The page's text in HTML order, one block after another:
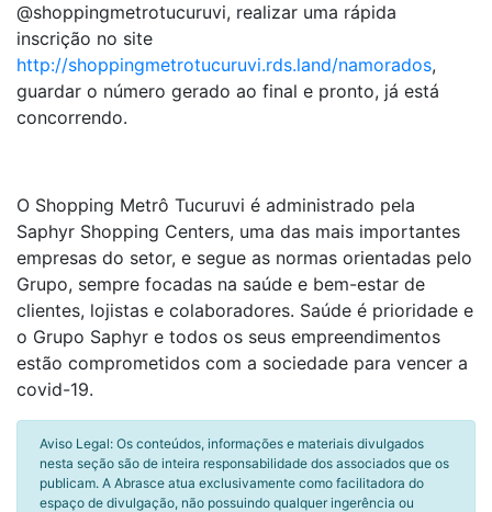
@shoppingmetrotucuruvi, realizar uma rápida
inscrição no site
http://shoppingmetrotucuruvi.rds.land/namorados,
guardar o número gerado ao final e pronto, já está
concorrendo.
O Shopping Metrô Tucuruvi é administrado pela
Saphyr Shopping Centers, uma das mais importantes
empresas do setor, e segue as normas orientadas pelo
Grupo, sempre focadas na saúde e bem-estar de
clientes, lojistas e colaboradores. Saúde é prioridade e
o Grupo Saphyr e todos os seus empreendimentos
estão comprometidos com a sociedade para vencer a
covid-19.
Aviso Legal: Os conteúdos, informações e materiais divulgados
nesta seção são de inteira responsabilidade dos associados que os
publicam. A Abrasce atua exclusivamente como facilitadora do
espaço de divulgação, não possuindo qualquer ingerência ou